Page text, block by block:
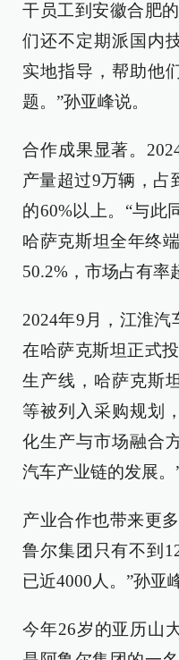
干员工到安徽合肥
们还不定期派国内
实地指导，帮助他
题。”孙亚峰说。
合作成果显著。
产量超过9万辆，占
的60%以上。“与此
哈萨克斯坦全年终
50.2%，市场占有率
2024年9月，江淮
在哈萨克斯坦正式
生产线，哈萨克斯
等被列入采购规划
化生产与市场融合
汽车产业链的发展。
产业合作也带来更
鲁尔集团只有不到
已近4000人。”孙亚
今年26岁的亚历山